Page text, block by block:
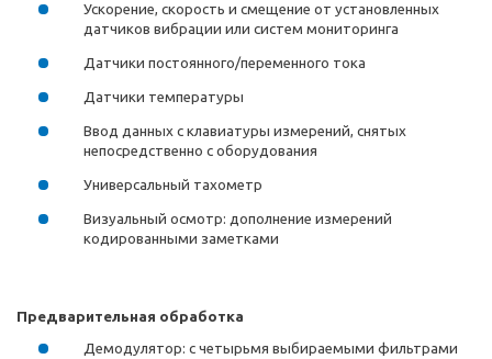
Ускорение, скорость и смещение от установленных
датчиков вибрации или систем мониторинга
Датчики постоянного/переменного тока
Датчики температуры
Ввод данных с клавиатуры измерений, снятых
непосредственно с оборудования
Универсальный тахометр
Визуальный осмотр: дополнение измерений
кодированными заметками
Предварительная обработка
Демодулятор: с четырьмя выбираемыми фильтрами